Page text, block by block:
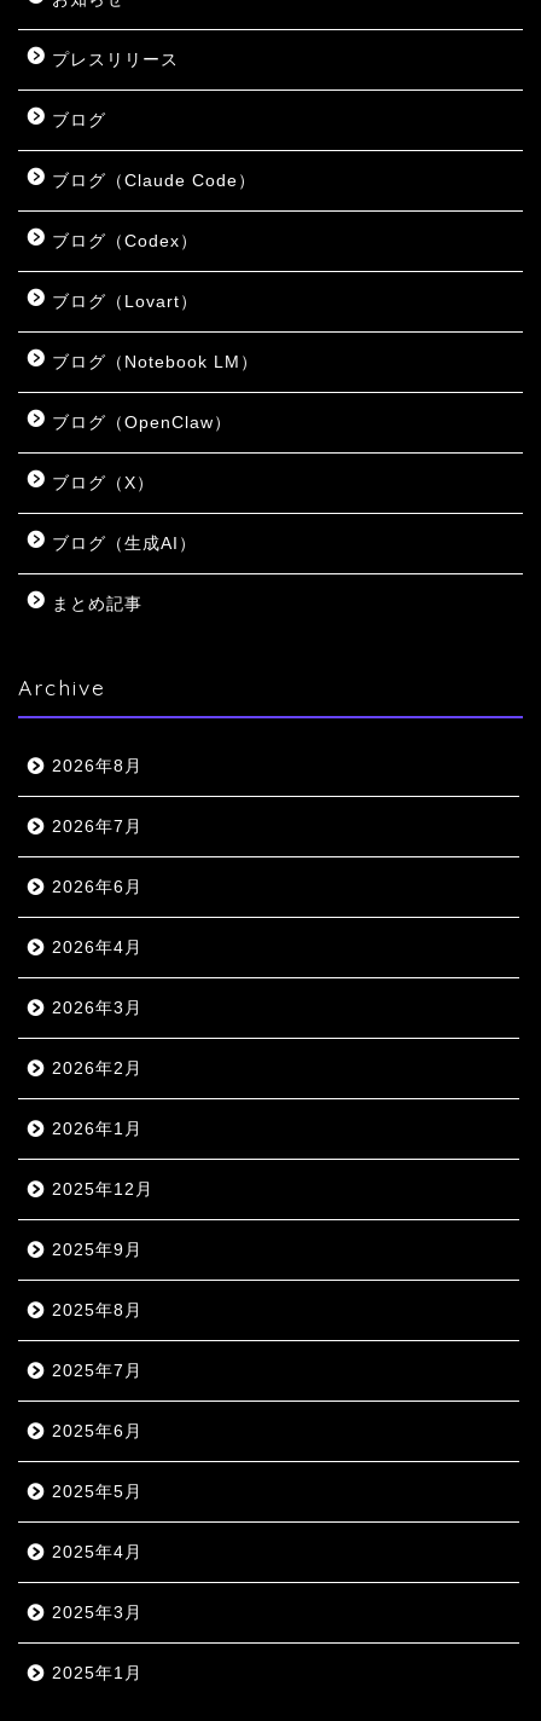
プレスリリース
ブログ
ブログ（Claude Code）
ブログ（Codex）
ブログ（Lovart）
ブログ（Notebook LM）
ブログ（OpenClaw）
ブログ（X）
ブログ（生成AI）
まとめ記事
Archive
2026年8月
2026年7月
2026年6月
2026年4月
2026年3月
2026年2月
2026年1月
2025年12月
2025年9月
2025年8月
2025年7月
2025年6月
2025年5月
2025年4月
2025年3月
2025年1月